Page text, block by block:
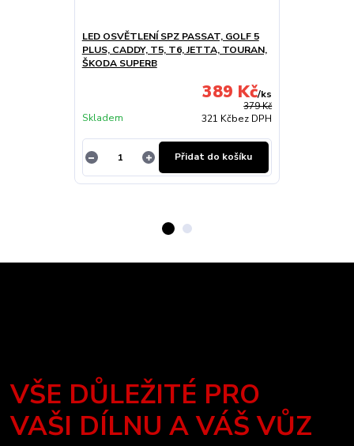
LED OSVĚTLENÍ SPZ PASSAT, GOLF 5
PLUS, CADDY, T5, T6, JETTA, TOURAN,
ŠKODA SUPERB
379 Kč
389 Kč/ks
321 Kčbez DPH
Skladem
Přidat do košíku
VŠE DŮLEŽITÉ PRO
VAŠI DÍLNU A VÁŠ VŮZ